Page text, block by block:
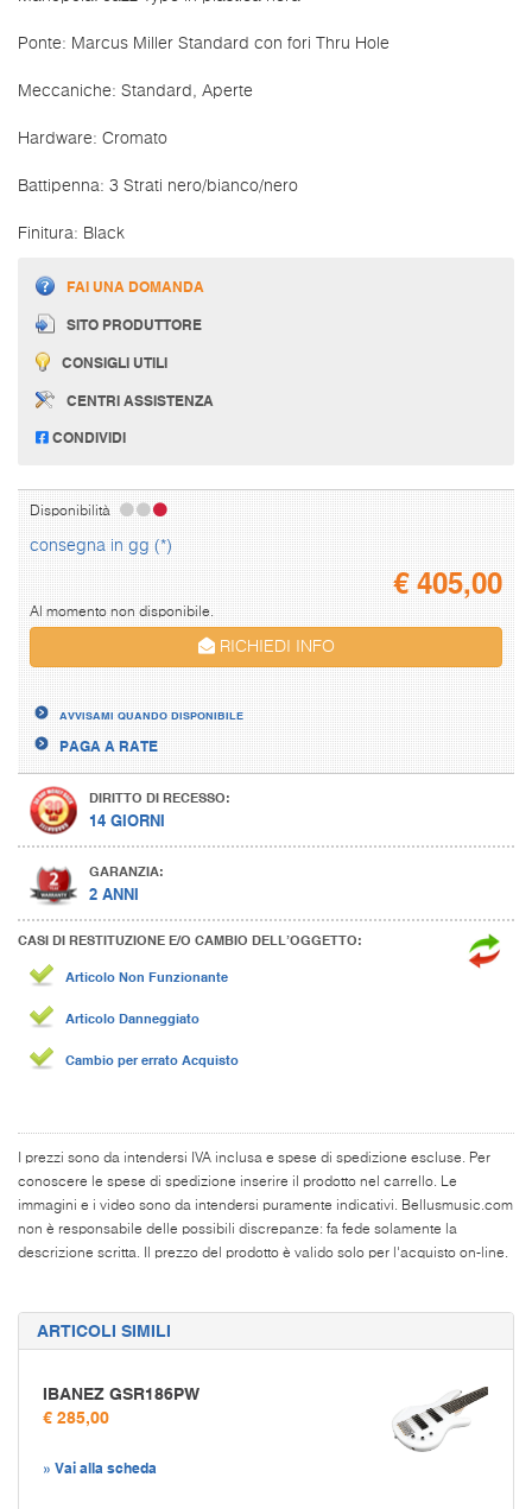
Ponte: Marcus Miller Standard con fori Thru Hole
Meccaniche: Standard, Aperte
Hardware: Cromato
Battipenna: 3 Strati nero/bianco/nero
Finitura: Black
FAI UNA DOMANDA
SITO PRODUTTORE
CONSIGLI UTILI
CENTRI ASSISTENZA
CONDIVIDI
Disponibilità
consegna in gg (*)
€405,00
Al momento non disponibile.
RICHIEDI INFO
AVVISAMI QUANDO DISPONIBILE
PAGA A RATE
DIRITTO DI RECESSO:
14 GIORNI
GARANZIA:
2 ANNI
CASI DI RESTITUZIONE E/O CAMBIO DELL’OGGETTO:
Articolo Non Funzionante
Articolo Danneggiato
Cambio per errato Acquisto
I prezzi sono da intendersi IVA inclusa e spese di spedizione escluse. Per
conoscere le spese di spedizione inserire il prodotto nel carrello. Le
immagini e i video sono da intendersi puramente indicativi. Bellusmusic.com
non è responsabile delle possibili discrepanze: fa fede solamente la
descrizione scritta. Il prezzo del prodotto è valido solo per l'acquisto on-line.
ARTICOLI SIMILI
IBANEZ GSR186PW
€ 285,00
» Vai alla scheda